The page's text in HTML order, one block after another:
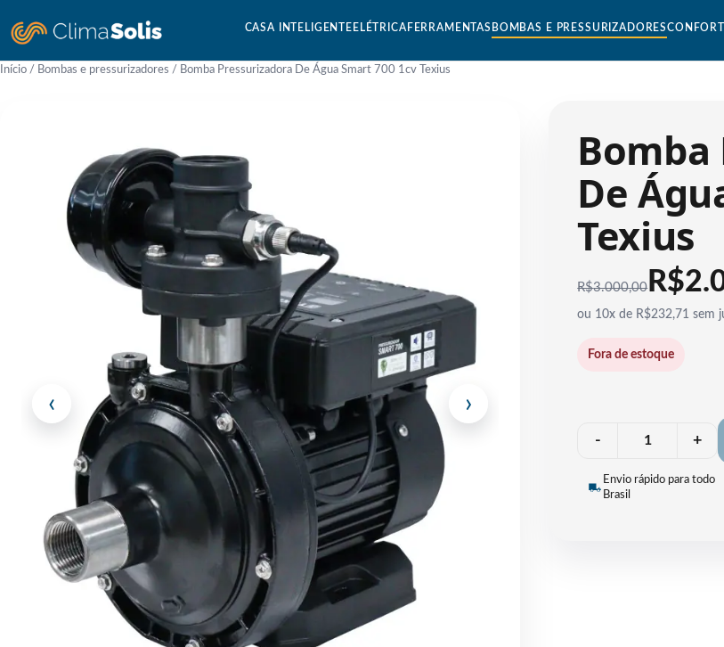
CASA INTELIGENTE ELÉTRICA FERRAMENTAS BOMBAS E PRESSURIZADORES
Início / Bombas e pressurizadores / Bomba Pressurizadora De Água Smart 700 1cv Texius
‹ ›
Bomba
De
Texius
R$3.000,00
ou 10x de R$232,71 sem
Fora de estoque
- +
Envio rápido para todo
Brasil